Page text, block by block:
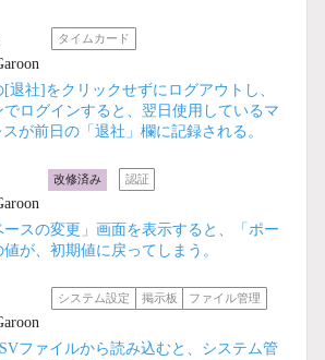
タイムカード
退社]をクリックせずにログアウトし、
でログインすると、翌日使用しているマ
が前日の「退社」欄に記録される。
改修済み 認証
ースの変更」画面を表示すると、「ポー
値が、初期値に戻ってしまう。
システム設定 掲示板 ファイル管理
ファイルから読み込むと、システム管